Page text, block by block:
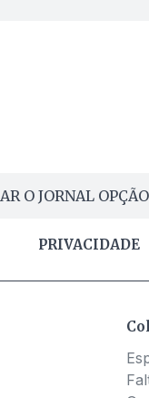
O JORNAL OPÇÃO
PRIVACIDADE